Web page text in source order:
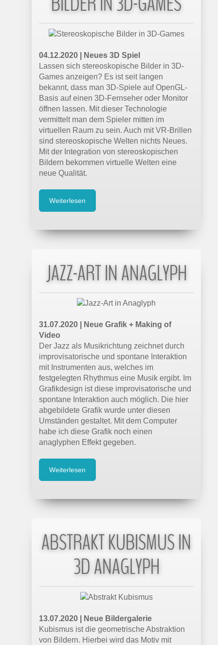
04.12.2020 | Neues 3D Spiel
Lassen sich stereoskopische Bilder in 3D-
Games anzeigen? Es ist seit langen
bekannt, dass man 3D-Spiele auf OpenGL-
Basis auf einen 3D-Fernseher oder Monitor
öffnen lassen. Mit dieser Technologie
vermittelt man dem Spieler mitten im
virtuellen Raum zu sein. Auch mit VR-Brillen
sind stereoskopische Welten nichts Neues.
Mit der Integration von stereoskopischen
Bildern bekommen virtuelle Welten eine
neue Qualität.
Weiterlesen
JAZZ-ART IN ANAGLYPH
31.07.2020 | Neue Grafik + Making of
Video
Der Jazz als Musikrichtung zeichnet durch
improvisatorische und spontane Interaktion
mit Instrumenten aus, welches im
festgelegten Rhythmus eine Musik ergibt. Im
Grafikdesign ist diese improvisatorische und
spontane Interaktion auch möglich. Die hier
abgebildete Grafik wurde unter diesen
Umständen gestaltet. Mit dem Computer
habe ich diese Grafik noch einen
anaglyphen Effekt gegeben.
Weiterlesen
ABSTRAKT KUBISMUS IN
3D ANAGLYPH
13.07.2020 | Neue Bildergalerie
Kubismus ist die geometrische Abstraktion
von Bildern. Hierbei wird das Motiv mit